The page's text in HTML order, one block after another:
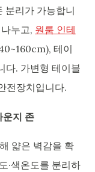
분리가 가능합니
누고, 원룸 인테
테이
다. 가변형 테이블
전장치입니다.
운지 존
얇은 벽감을 확
·색온도를 분리하